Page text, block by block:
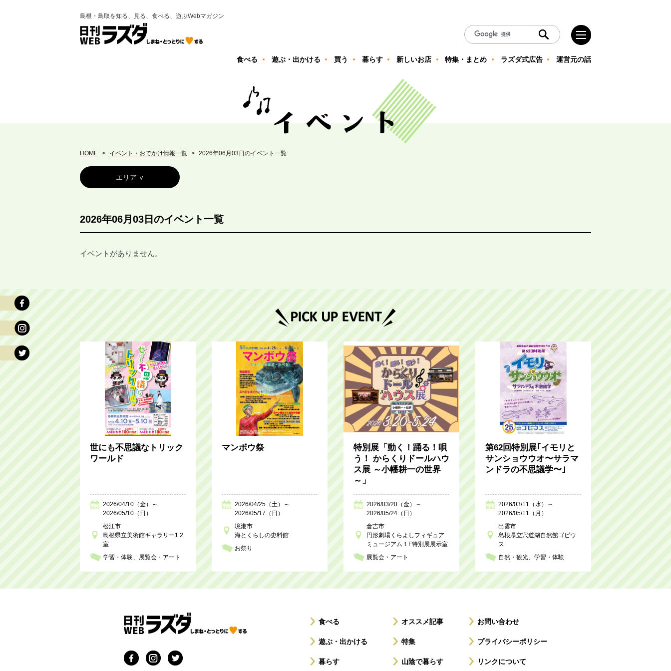
島根・鳥取を知る、見る、食べる、遊ぶWebマガジン
食べる 遊ぶ・出かける 買う 暮らす 新しいお店 特集・まとめ ラズダ式広告 運営元の話
HOME イベント・おでかけ情報一覧 2026年06月03日のイベント一覧
エリア
2026年06月03日のイベント一覧
イベントがありません。
世にも不思議なトリック
ワールド
2026/04/10（金）～
2026/05/10（日）
松江市
島根県立美術館ギャラリー1.2
室
学習・体験
展覧会・アート
マンボウ祭
2026/04/25（土）～
2026/05/17（日）
境港市
海とくらしの史料館
お祭り
特別展「動く！踊る！唄
う！ からくりドールハウ
ス展 ～小幡耕一の世界
～」
2026/03/20（金）～
2026/05/24（日）
倉吉市
円形劇場くらよしフィギュア
ミュージアム１F特別展展示室
展覧会・アート
第62回特別展｢イモリと
サンショウウオ〜サラマ
ンドラの不思議学〜｣
2026/03/11（水）～
2026/05/11（月）
出雲市
島根県立宍道湖自然館ゴビウ
ス
自然・観光
学習・体験
食べる
遊ぶ・出かける
暮らす
オススメ記事
特集
山陰で暮らす
お問い合わせ
プライバシーポリシー
リンクについて